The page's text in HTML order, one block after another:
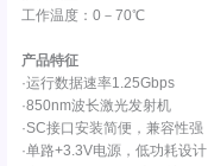
工作温度：0－70℃
产品特征
·运行数据速率1.25Gbps
·850nm波长激光发射机
·SC接口安装简便，兼容性强
·单路+3.3V电源，低功耗设计